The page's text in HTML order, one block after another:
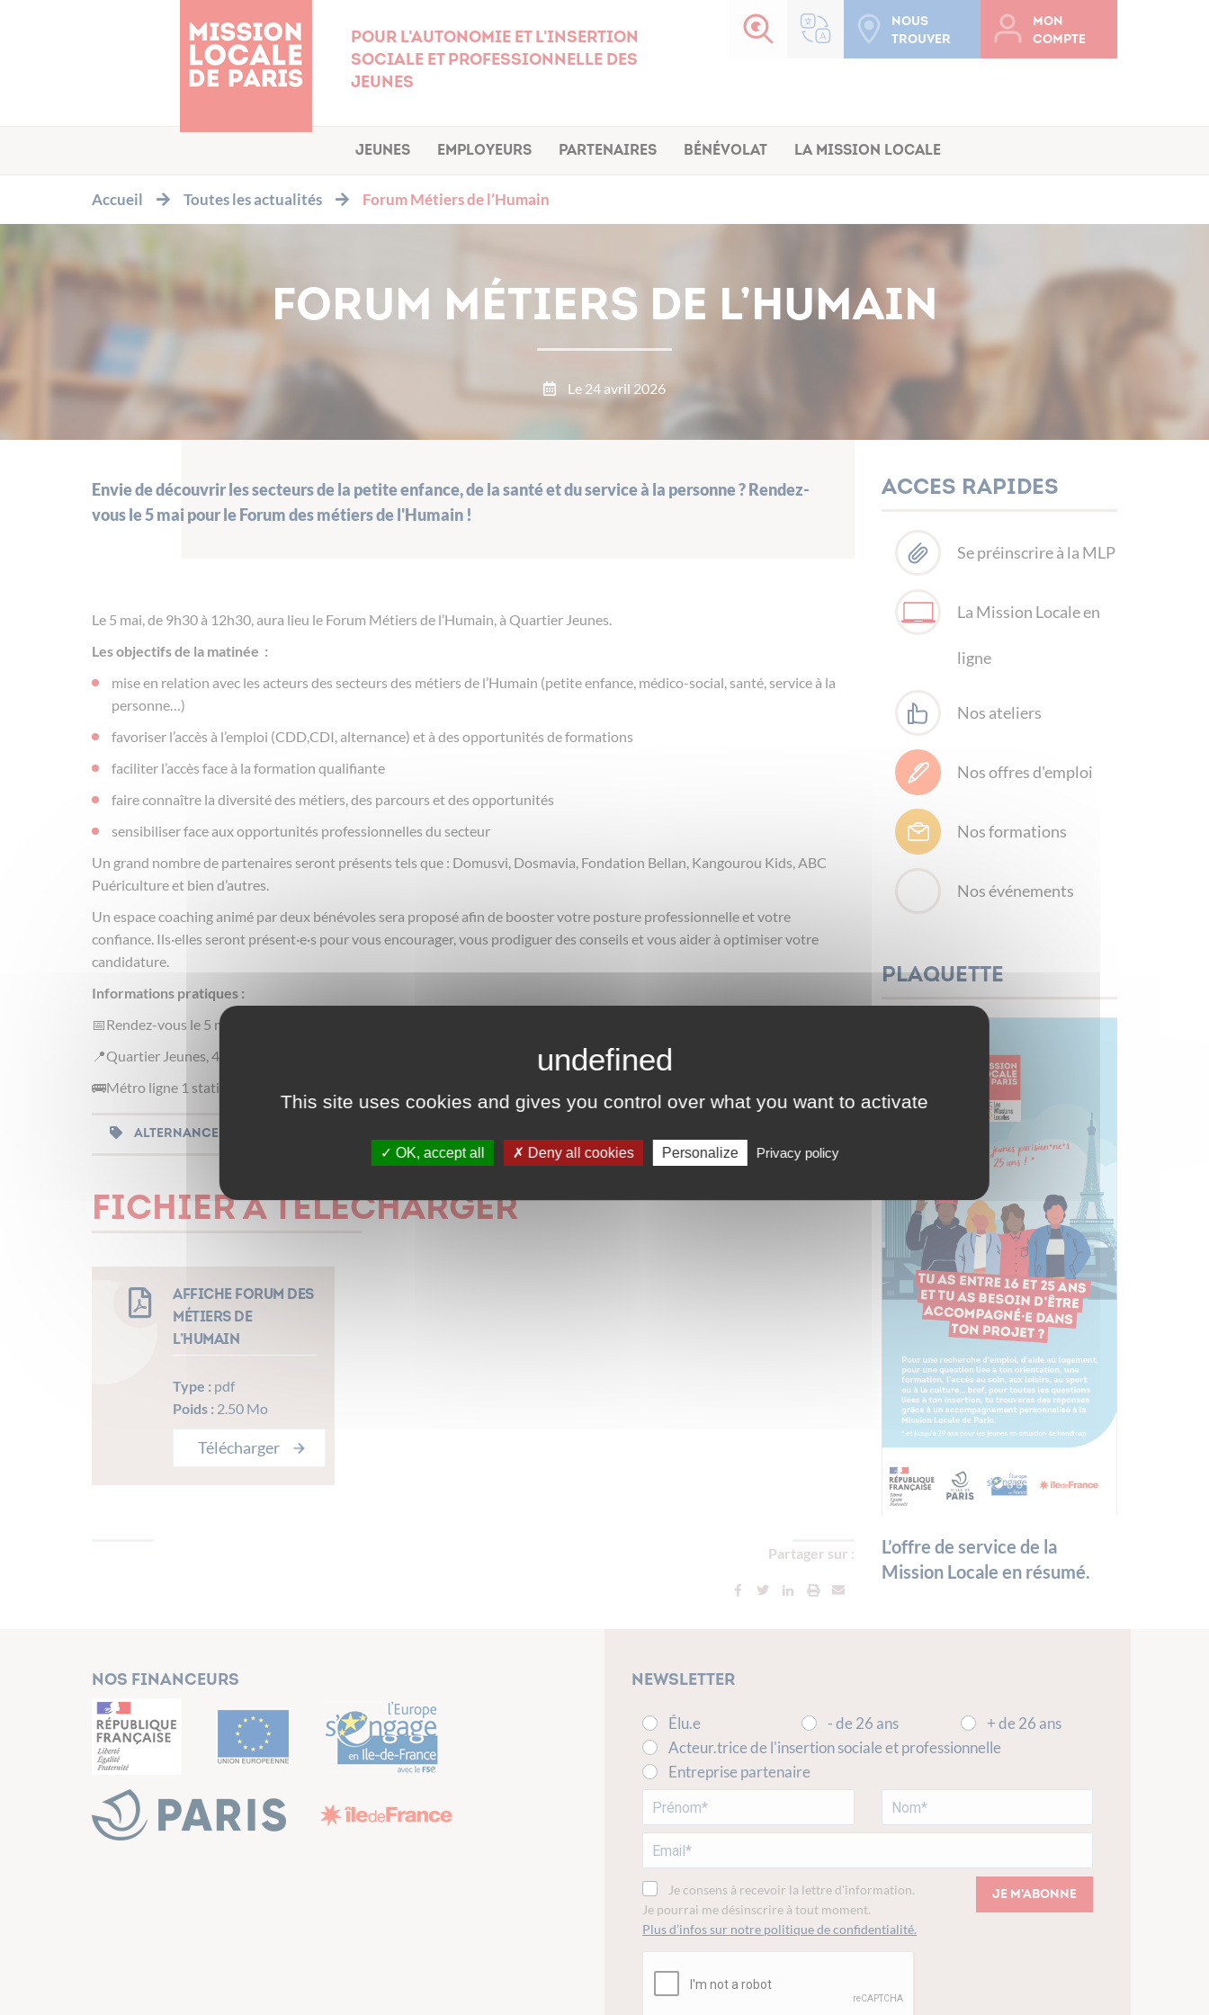
Pour l'autonomie et l'insertion
sociale et professionnelle des
jeunes
Nous
trouver
Mon
compte
Jeunes Employeurs Partenaires Bénévolat La Mission Locale
Accueil Toutes les actualités Forum Métiers de l’Humain
FORUM MÉTIERS DE L’HUMAIN
Le 24 avril 2026
Envie de découvrir les secteurs de la petite enfance, de la santé et du service à la personne ? Rendez-
vous le 5 mai pour le Forum des métiers de l'Humain !
Le 5 mai, de 9h30 à 12h30, aura lieu le Forum Métiers de l’Humain, à Quartier Jeunes.
Les objectifs de la matinée :
mise en relation avec les acteurs des secteurs des métiers de l’Humain (petite enfance, médico-social, santé, service à la
personne…)
favoriser l’accès à l’emploi (CDD,CDI, alternance) et à des opportunités de formations
faciliter l’accès face à la formation qualifiante
faire connaître la diversité des métiers, des parcours et des opportunités
sensibiliser face aux opportunités professionnelles du secteur
Un grand nombre de partenaires seront présents tels que : Domusvi, Dosmavia, Fondation Bellan, Kangourou Kids, ABC
Puériculture et bien d’autres.
Un espace coaching animé par deux bénévoles sera proposé afin de booster votre posture professionnelle et votre
confiance. Ils·elles seront présent·e·s pour vous encourager, vous prodiguer des conseils et vous aider à optimiser votre
candidature.
Informations pratiques :
📅Rendez-vous le 5 mai, de 9h30 à 12h30
📍Quartier Jeunes, 4 Place du Louvre, 75001 Paris
🚌Métro ligne 1 station Rivoli, ligne 7 station Pont Neuf
ALTERNANCE
FICHIER À TÉLÉCHARGER
affiche forum des
métiers de
l’humain
Type : pdf
Poids : 2.50 Mo
Télécharger
Partager sur :
Acces rapides
Se préinscrire à la MLP
La Mission Locale en
ligne
Nos ateliers
Nos offres d'emploi
Nos formations
Nos événements
Plaquette
L’offre de service de la
Mission Locale en résumé.
Nos financeurs Newsletter
Élu.e - de 26 ans
+ de 26 ans
Acteur.trice de l'insertion sociale et professionnelle
Entreprise partenaire
Je consens à recevoir la lettre d'information.
Je pourrai me désinscrire à tout moment.
Plus d’infos sur notre politique de confidentialité.
Je m'abonne
This site uses cookies and gives you control over what you want to activate
OK, accept all Deny all cookies Personalize Privacy policy